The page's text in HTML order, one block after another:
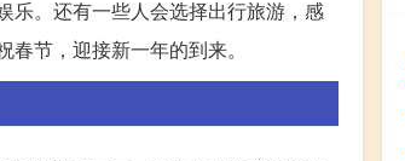
乐。还有一些人会选择出行旅游，感
节，迎接新一年的到来。